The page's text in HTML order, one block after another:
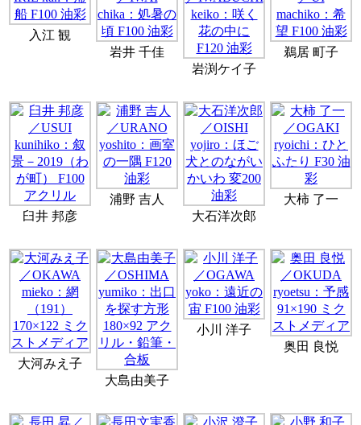
入江 観
岩井 千佳
岩渕ケイ子
鵜居 町子
臼井 邦彦
浦野 吉人
大石洋次郎
大柿 了一
大河みえ子
大島由美子
小川 洋子
奥田 良悦